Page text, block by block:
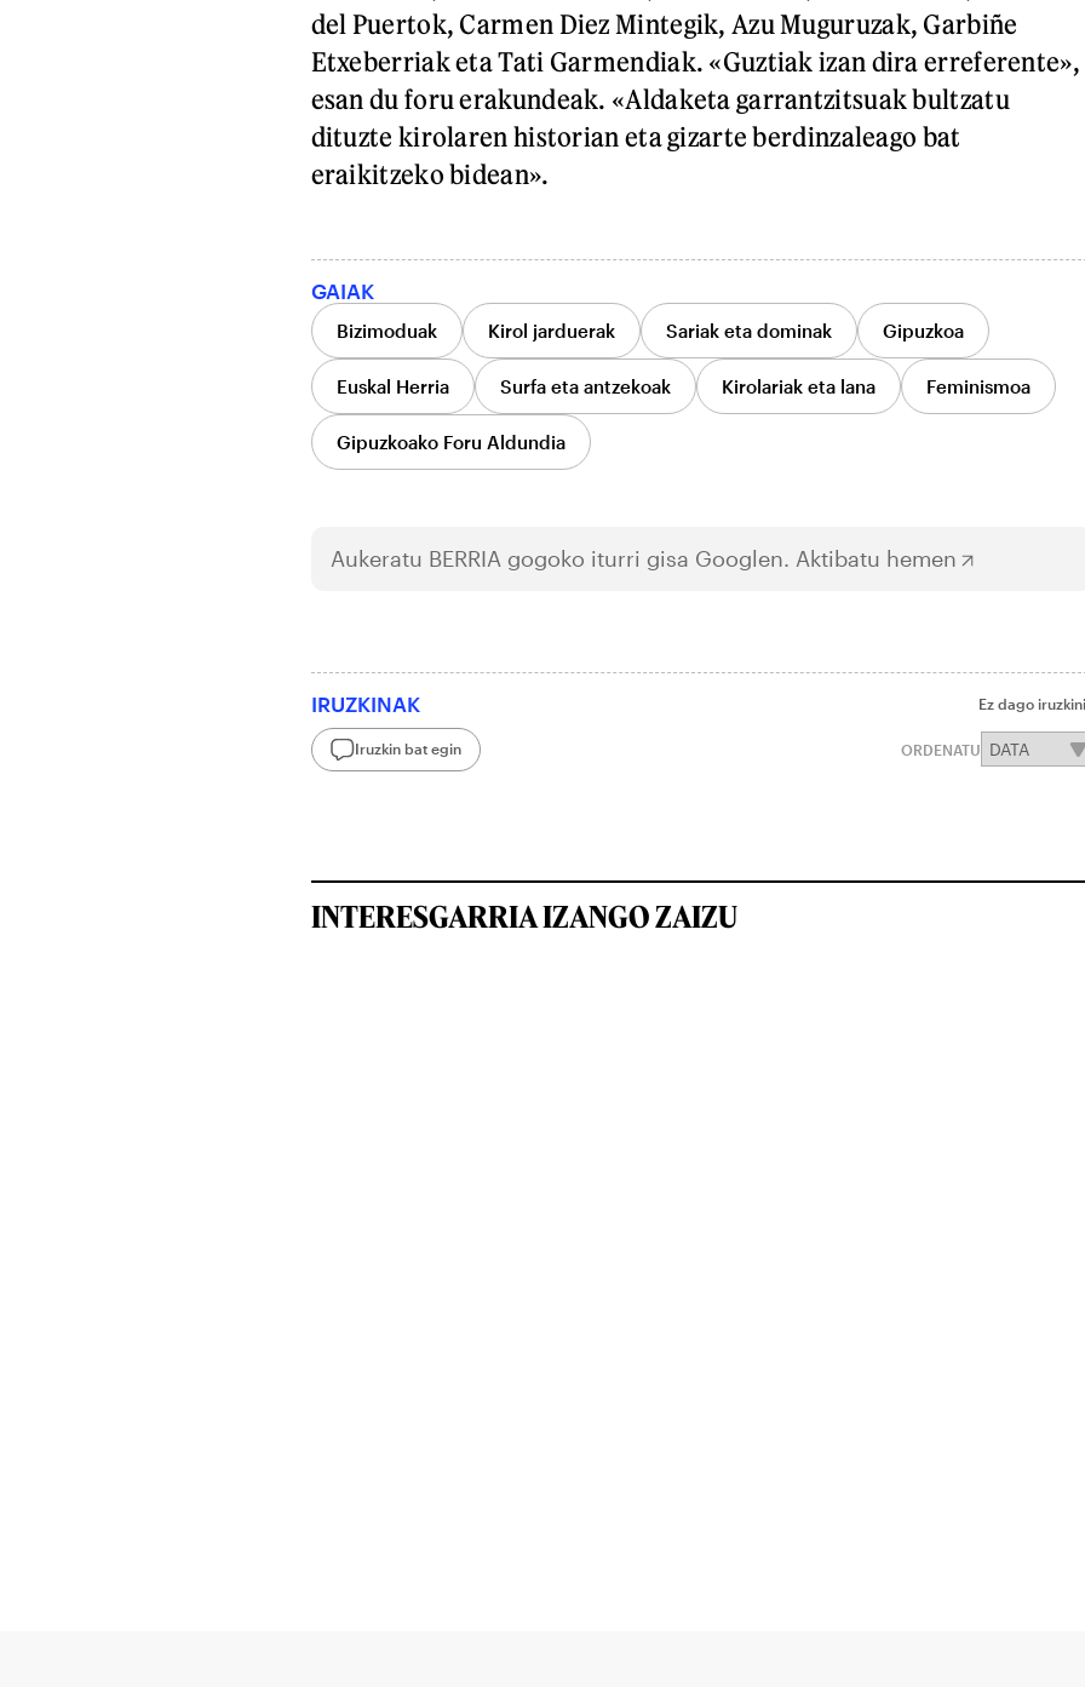
del Puertok, Carmen Diez Mintegik, Azu Muguruzak, Garbiñe
Etxeberriak eta Tati Garmendiak. «Guztiak izan dira erreferente»,
esan du foru erakundeak. «Aldaketa garrantzitsuak bultzatu
dituzte kirolaren historian eta gizarte berdinzaleago bat
eraikitzeko bidean».
GAIAK
Bizimoduak Kirol jarduerak Sariak eta dominak Gipuzkoa
Euskal Herria Surfa eta antzekoak Kirolariak eta lana Feminismoa
Gipuzkoako Foru Aldundia
Aukeratu BERRIA gogoko iturri gisa Googlen. Aktibatu hemen
IRUZKINAK Ez dago
Iruzkin bat egin ORDENATU
INTERESGARRIA IZANGO ZAIZU